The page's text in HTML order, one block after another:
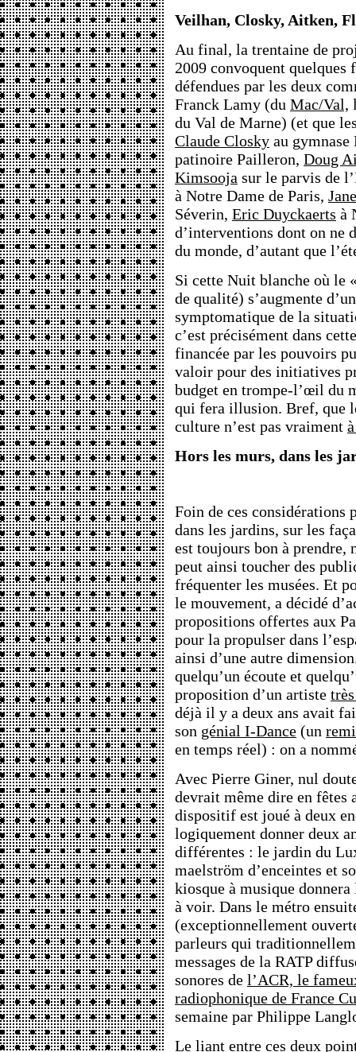
Veilhan, Closky, Aitken,
Au final, la trentaine de
2009 convoquent quelques
défendues par les deux
Franck Lamy (du Mac/Val,
du Val de Marne) (et que
Claude Closky au
patinoire Pailleron, Doug
Kimsooja sur le parvis de
à Notre Dame de Paris,
Séverin, Eric Duyckaerts à
d’interventions dont on ne
du monde, d’autant que
Si cette Nuit blanche où le
de qualité) s’augmente
symptomatique de la
c’est précisément dans
financée par les pouvoirs
valoir pour des initiatives
budget en trompe-l’œil du
qui fera illusion. Bref, que
culture n’est pas vraiment
Hors les murs, dans les
Foin de ces considérations
dans les jardins, sur les
est toujours bon à prendre,
peut ainsi toucher des
fréquenter les musées. Et
le mouvement, a décidé
propositions offertes aux
pour la propulser dans
ainsi d’une autre
quelqu’un écoute et
proposition d’un artiste
déjà il y a deux ans avait
son génial I-Dance (un
en temps réel) : on a
Avec Pierre Giner, nul
devrait même dire en fêtes
dispositif est joué à deux
logiquement donner deux
différentes : le jardin du
maelström d’enceintes et
kiosque à musique
à voir. Dans le métro
(exceptionnellement
parleurs qui
messages de la RATP
sonores de l’ACR, le
radiophonique de France
semaine par Philippe
Le liant entre ces deux